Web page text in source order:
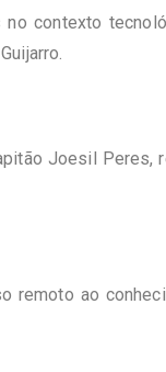
contexto
Joesil
ao